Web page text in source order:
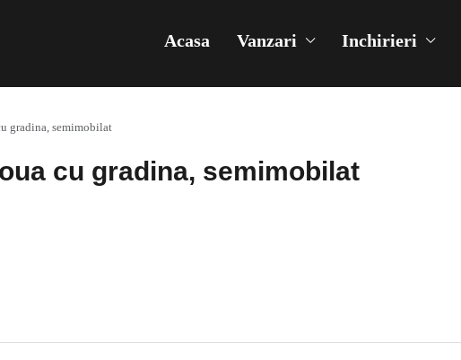
Acasa Vanzari Inchirieri
gradina, semimobilat
cu gradina, semimobilat